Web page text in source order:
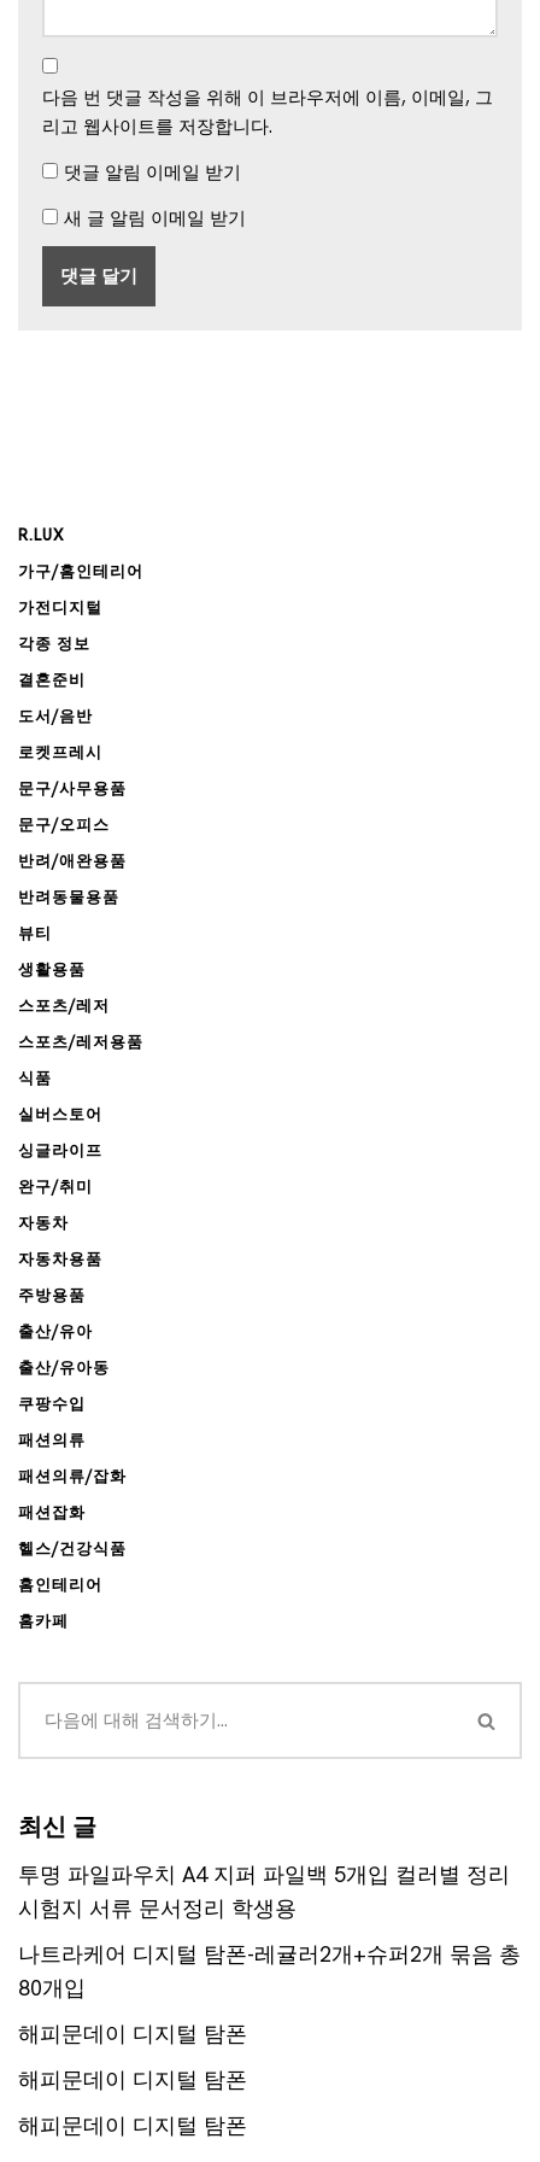
다음 번 댓글 작성을 위해 이 브라우저에 이름, 이메일, 그
리고 웹사이트를 저장합니다.
댓글 알림 이메일 받기
새 글 알림 이메일 받기
R.LUX
가구/홈인테리어
가전디지털
각종 정보
결혼준비
도서/음반
로켓프레시
문구/사무용품
문구/오피스
반려/애완용품
반려동물용품
뷰티
생활용품
스포츠/레저
스포츠/레저용품
식품
실버스토어
싱글라이프
완구/취미
자동차
자동차용품
주방용품
출산/유아
출산/유아동
쿠팡수입
패션의류
패션의류/잡화
패션잡화
헬스/건강식품
홈인테리어
홈카페
최신 글
투명 파일파우치 A4 지퍼 파일백 5개입 컬러별 정리
시험지 서류 문서정리 학생용
나트라케어 디지털 탐폰-레귤러2개+슈퍼2개 묶음 총
80개입
해피문데이 디지털 탐폰
해피문데이 디지털 탐폰
해피문데이 디지털 탐폰